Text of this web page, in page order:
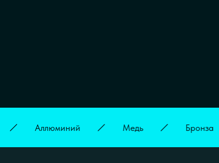
Аллюминий Медь Бронза